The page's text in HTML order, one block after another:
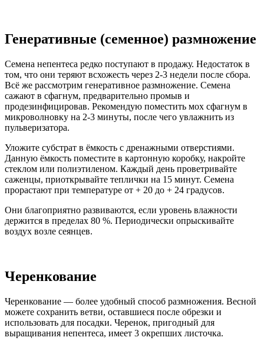
Генеративные (семенное) размножение
Семена непентеса редко поступают в продажу. Недостаток в
том, что они теряют всхожесть через 2-3 недели после сбора.
Всё же рассмотрим генеративное размножение. Семена
сажают в сфагнум, предварительно промыв и
продезинфицировав. Рекомендую поместить мох сфагнум в
микроволновку на 2-3 минуты, после чего увлажнить из
пульверизатора.
Уложите субстрат в ёмкость с дренажными отверстиями.
Данную ёмкость поместите в картонную коробку, накройте
стеклом или полиэтиленом. Каждый день проветривайте
саженцы, приоткрывайте теплички на 15 минут. Семена
прорастают при температуре от + 20 до + 24 градусов.
Они благоприятно развиваются, если уровень влажности
держится в пределах 80 %. Периодически опрыскивайте
воздух возле сеянцев.
Черенкование
Черенкование — более удобный способ размножения. Весной
можете сохранить ветви, оставшиеся после обрезки и
использовать для посадки. Черенок, пригодный для
выращивания непентеса, имеет 3 окрепших листочка.